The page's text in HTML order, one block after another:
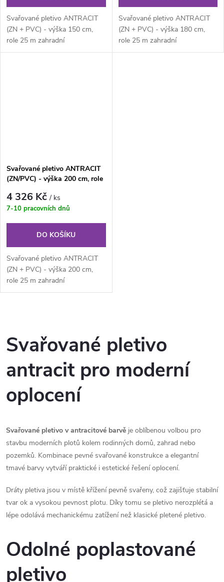
Svařované pletivo ANTRACIT
(ZN + PVC) - výška 150 cm,
role 25 m zahradní
poplastované svařované pletivo
Svařované pletivo ANTRACIT
(ZN + PVC) - výška 180 cm,
role 25 m zahradní
poplastované svařované pletivo
Svařované pletivo ANTRACIT
(ZN/PVC) - výška 200 cm, role
4 326 Kč/ ks
7-10 pracovních dnů
DO KOŠÍKU
Svařované pletivo ANTRACIT
(ZN + PVC) - výška 200 cm,
role 25 m zahradní
poplastované svařované pletivo
v
l
á
d
a
c
í
p
r
v
k
y
Svařované pletivo
antracit pro moderní
oplocení
Svařované pletivo v antracitové barvě je oblíbenou volbou pro
stavbu moderních plotů kolem rodinných domů, zahrad nebo
pozemků. Kombinace pevné svařované konstrukce a elegantní
tmavé barvy vytváří praktické i estetické řešení oplocení.
Dráty pletiva jsou v místě křížení pevně svařeny, což zajišťuje stabilní
tvar ok a vysokou pevnost plotu. Díky tomu se pletivo nerozplétá a
lépe odolává mechanickému zatížení než klasické pletené pletivo.
Odolné poplastované
pletivo